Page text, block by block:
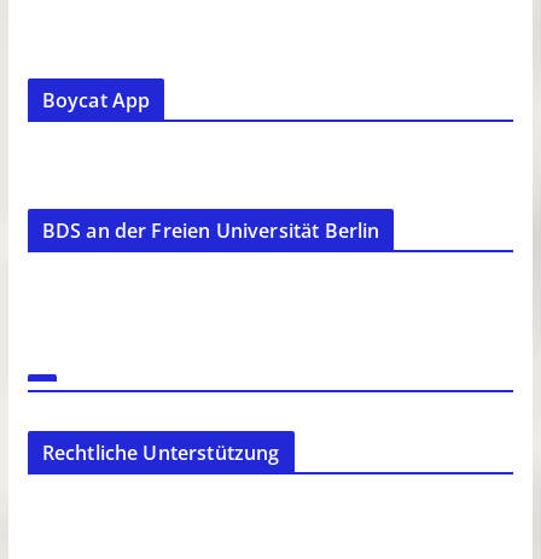
Boycat App
BDS an der Freien Universität Berlin
Rechtliche Unterstützung